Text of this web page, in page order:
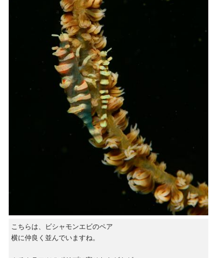
こちらは、ビシャモンエビのペア
横に仲良く並んでいますね。